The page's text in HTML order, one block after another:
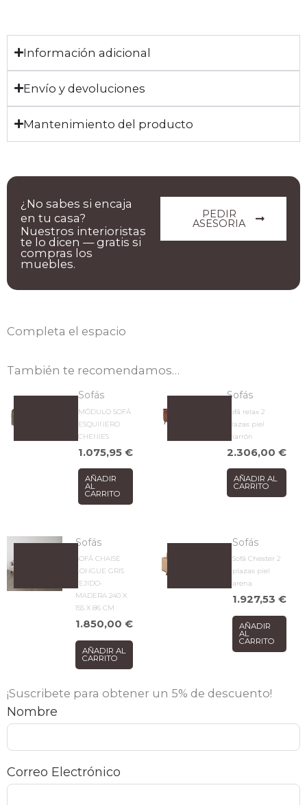
Información adicional
Envío y devoluciones
Mantenimiento del producto
PEDIR
ASESORIA
¿No sabes si encaja
en tu casa?
Nuestros interioristas
te lo dicen — gratis si
compras los
muebles.
Completa el espacio
También te recomendamos…
Sofás
MÓDULO SOFÁ
ESQUINERO
CHENIES
1.075,95€
AÑADIR
AL
CARRITO
Sofás
Sofá relax 2
plazas piel
marrón
2.306,00€
AÑADIR AL
CARRITO
Sofás
SOFÁ CHAISE
LONGUE GRIS
TEJIDO-
MADERA 240 X
155 X 86 CM
1.850,00€
AÑADIR AL
CARRITO
Sofás
Sofá Chester 2
plazas piel
arena
1.927,53€
AÑADIR
AL
CARRITO
¡Suscribete para obtener un 5% de descuento!
Nombre
Correo Electrónico